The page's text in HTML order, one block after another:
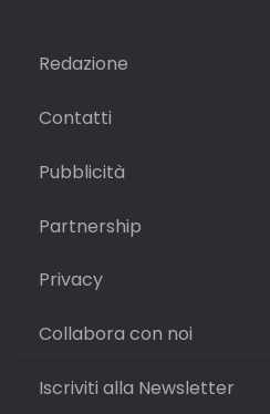
Redazione
Contatti
Pubblicità
Partnership
Privacy
Collabora con noi
Iscriviti alla Newsletter